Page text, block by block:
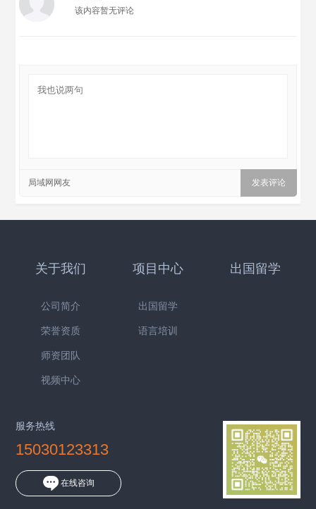
该内容暂无评论
局域网网友
关于我们
公司简介
荣誉资质
师资团队
视频中心
项目中心
出国留学
语言培训
出国留学
服务热线
15030123313
在线咨询